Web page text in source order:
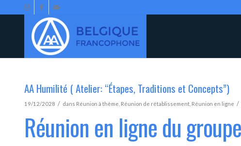
AA Humilité ( Atelier: “Étapes, Traditions et Concepts”)
19/12/2028 / dans Réunion à thème Réunion de rétablissement Réunion en ligne /
Réunion en ligne du